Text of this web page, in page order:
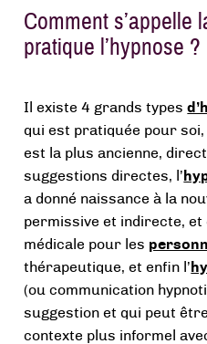
Comment s’appelle
pratique l’hypnose ?
Il existe 4 grands types
qui est pratiquée pour soi,
est la plus ancienne,
suggestions directes, l’
a donné naissance à la
permissive et indirecte, et
médicale pour les
thérapeutique, et enfin l’
(ou communication
suggestion et qui peut
contexte plus informel